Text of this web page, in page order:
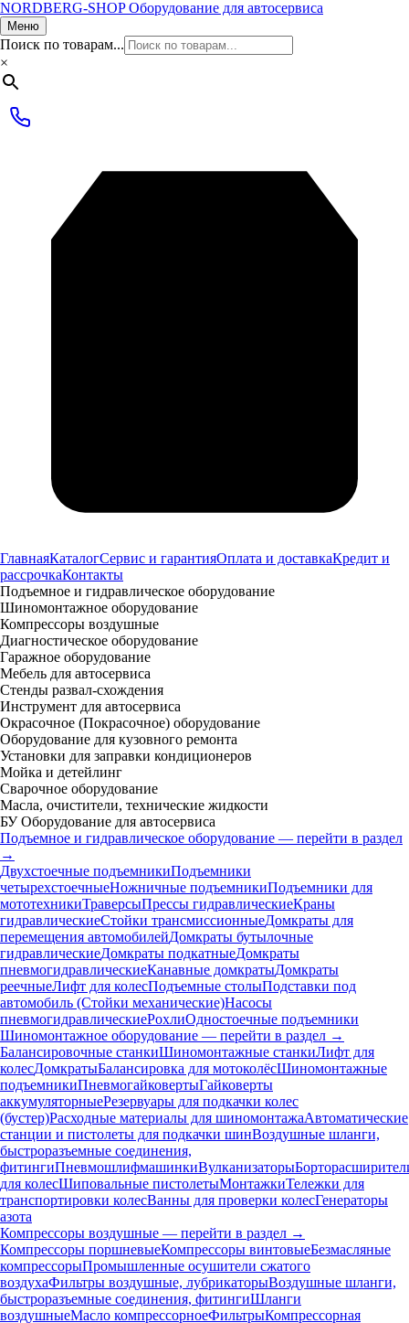
NORDBERG-SHOP Оборудование для автосервиса
Меню
Поиск по товарам...
×
ГлавнаяКаталогСервис и гарантияОплата и доставкаКредит и
рассрочкаКонтакты
Подъемное и гидравлическое оборудование
Шиномонтажное оборудование
Компрессоры воздушные
Диагностическое оборудование
Гаражное оборудование
Мебель для автосервиса
Стенды развал-схождения
Инструмент для автосервиса
Окрасочное (Покрасочное) оборудование
Оборудование для кузовного ремонта
Установки для заправки кондиционеров
Мойка и детейлинг
Сварочное оборудование
Масла, очистители, технические жидкости
БУ Оборудование для автосервиса
Подъемное и гидравлическое оборудование — перейти в раздел
→
Двухстоечные подъемникиПодъемники
четырехстоечныеНожничные подъемникиПодъемники для
мототехникиТраверсыПрессы гидравлическиеКраны
гидравлическиеСтойки трансмиссионныеДомкраты для
перемещения автомобилейДомкраты бутылочные
гидравлическиеДомкраты подкатныеДомкраты
пневмогидравлическиеКанавные домкратыДомкраты
реечныеЛифт для колесПодъемные столыПодставки под
автомобиль (Стойки механические)Насосы
пневмогидравлическиеРохлиОдностоечные подъемники
Шиномонтажное оборудование — перейти в раздел →
Балансировочные станкиШиномонтажные станкиЛифт для
колесДомкратыБалансировка для мотоколёсШиномонтажные
подъемникиПневмогайковертыГайковерты
аккумуляторныеРезервуары для подкачки колес
(бустер)Расходные материалы для шиномонтажаАвтоматические
станции и пистолеты для подкачки шинВоздушные шланги,
быстроразъемные соединения,
фитингиПневмошлифмашинкиВулканизаторы
для колесШиповальные пистолетыМонтажкиТележки для
транспортировки колесВанны для проверки колесГенераторы
азота
Компрессоры воздушные — перейти в раздел →
Компрессоры поршневыеКомпрессоры винтовыеБезмасляные
компрессорыПромышленные осушители сжатого
воздухаФильтры воздушные, лубрикаторыВоздушные шланги,
быстроразъемные соединения, фитингиШланги
воздушныеМасло компрессорноеФильтрыКомпрессорная